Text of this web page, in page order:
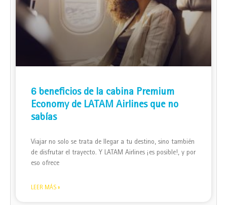
6 beneficios de la cabina Premium
Economy de LATAM Airlines que no
sabías
Viajar no solo se trata de llegar a tu destino, sino también
de disfrutar el trayecto. Y LATAM Airlines ¡es posible!, y por
eso ofrece
LEER MÁS »